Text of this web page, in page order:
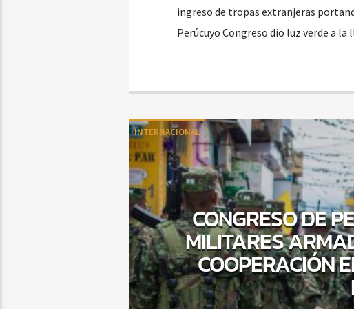
ingreso de tropas extranjeras
Perúcuyo Congreso dio luz verde a
INTERNACIONAL
CONGRESO DE
MILITARES
COOPERACIÓN